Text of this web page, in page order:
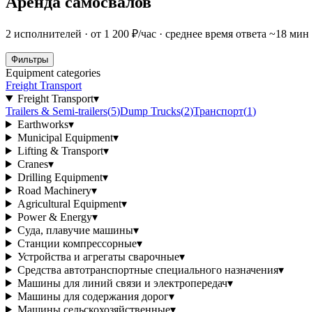
2 исполнителей · от 1 200 ₽/час · среднее время ответа ~18 мин
Фильтры
Equipment categories
Freight Transport
Freight Transport▾
Trailers & Semi-trailers(5)Dump Trucks(2)Транспорт(1)
Earthworks▾
Municipal Equipment▾
Lifting & Transport▾
Cranes▾
Drilling Equipment▾
Road Machinery▾
Agricultural Equipment▾
Power & Energy▾
Суда, плавучие машины▾
Станции компрессорные▾
Устройства и агрегаты сварочные▾
Средства автотранспортные специального назначения▾
Машины для линий связи и электропередач▾
Машины для содержания дорог▾
Машины сельскохозяйственные▾